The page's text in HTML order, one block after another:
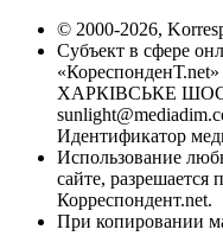
© 2000-2026,
Субъект в сфере
ХАРКІВСЬКЕ ШОСЕ,
Идентификатор
Использование
сайте, разрешается
Корреспондент.net.
При копировании